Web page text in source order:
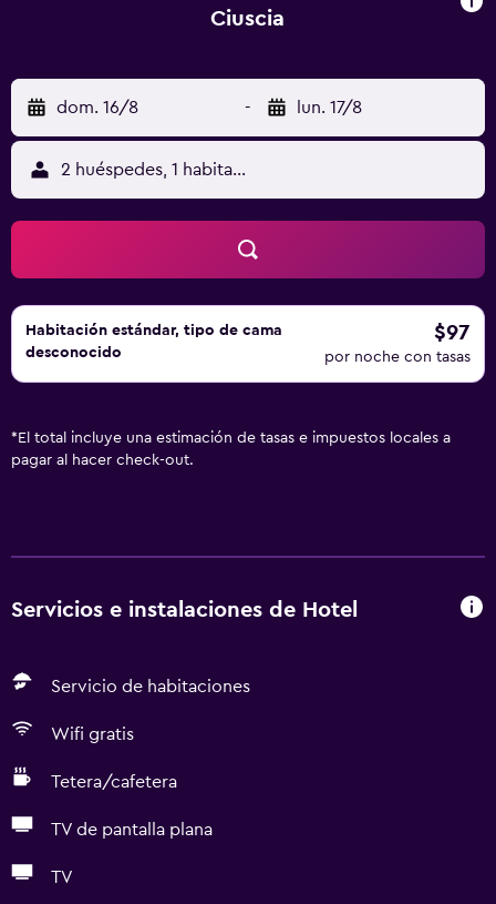
Ciuscia
dom. 16/8 - lun. 17/8
2 huéspedes, 1 habitación
Habitación estándar, tipo de cama
desconocido
$97
por noche con tasas
* El total incluye una estimación de tasas e impuestos locales a
pagar al hacer check-out.
Servicios e instalaciones de Hotel
Servicio de habitaciones
Wifi gratis
Tetera/cafetera
TV de pantalla plana
TV